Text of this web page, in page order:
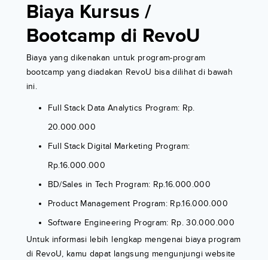
Biaya Kursus /
Bootcamp di RevoU
Biaya yang dikenakan untuk program-program
bootcamp yang diadakan RevoU bisa dilihat di bawah
ini.
Full Stack Data Analytics Program: Rp.
20.000.000
Full Stack Digital Marketing Program:
Rp.16.000.000
BD/Sales in Tech Program: Rp.16.000.000
Product Management Program: Rp.16.000.000
Software Engineering Program: Rp. 30.000.000
Untuk informasi lebih lengkap mengenai biaya program
di RevoU, kamu dapat langsung mengunjungi website